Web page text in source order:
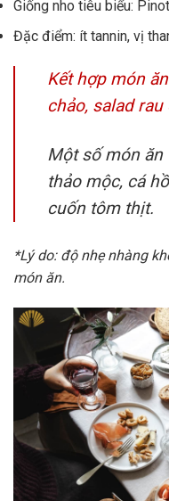
Giống nho tiêu biểu:
Đặc điểm: ít tannin, vị
Kết hợp món
chảo, salad rau
Một số món ăn
thảo mộc, cá
cuốn tôm thịt.
*Lý do: độ nhẹ nhàng
món ăn.